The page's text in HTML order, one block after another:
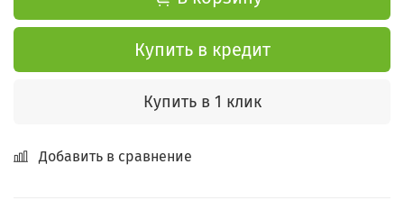
Купить в кредит
Купить в 1 клик
Добавить в сравнение